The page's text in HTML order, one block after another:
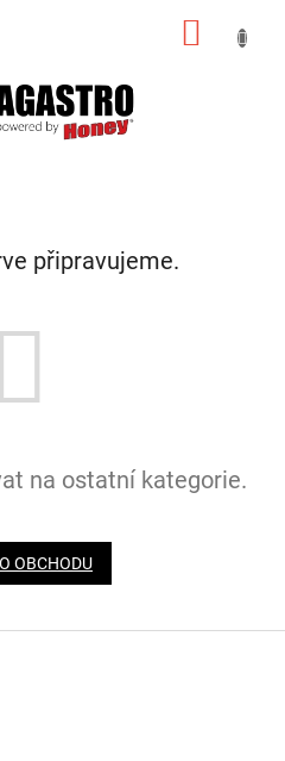
připravujeme.
na ostatní kategorie.
OBCHODU